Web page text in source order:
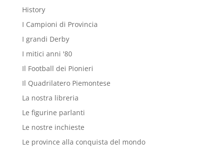
History
I Campioni di Provincia
I grandi Derby
I mitici anni '80
Il Football dei Pionieri
Il Quadrilatero Piemontese
La nostra libreria
Le figurine parlanti
Le nostre inchieste
Le province alla conquista del mondo